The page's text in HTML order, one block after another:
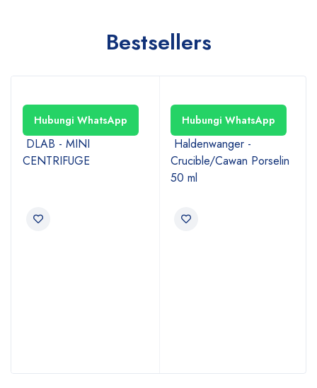
Bestsellers
Hubungi WhatsApp
DLAB - MINI
CENTRIFUGE
Hubungi WhatsApp
Haldenwanger -
Crucible/Cawan Porselin
50 ml